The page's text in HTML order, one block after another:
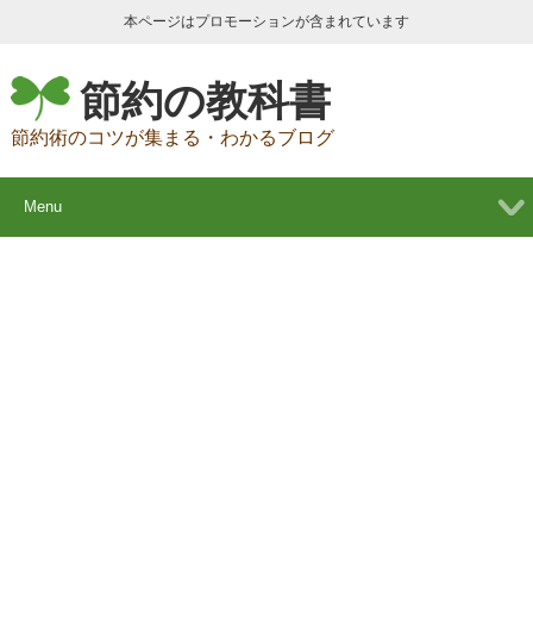
本ページはプロモーションが含まれています
節約の教科書
節約術のコツが集まる・わかるブログ
Menu